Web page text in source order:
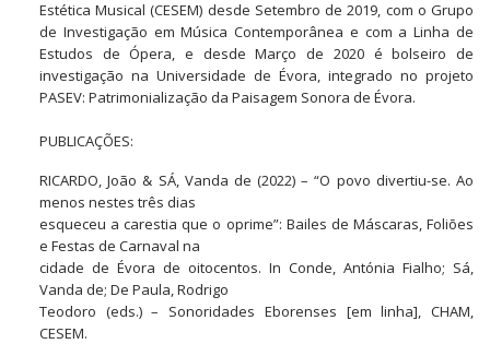
Estética Musical (CESEM) desde Setembro de 2019, com o Grupo
de Investigação em Música Contemporânea e com a Linha de
Estudos de Ópera, e desde Março de 2020 é bolseiro de
investigação na Universidade de Évora, integrado no projeto
PASEV: Patrimonialização da Paisagem Sonora de Évora.
PUBLICAÇÕES:
RICARDO, João & SÁ, Vanda de (2022) – “O povo divertiu-se. Ao
menos nestes três dias
esqueceu a carestia que o oprime”: Bailes de Máscaras, Foliões
e Festas de Carnaval na
cidade de Évora de oitocentos. In Conde, Antónia Fialho; Sá,
Vanda de; De Paula, Rodrigo
Teodoro (eds.) – Sonoridades Eborenses [em linha], CHAM,
CESEM.